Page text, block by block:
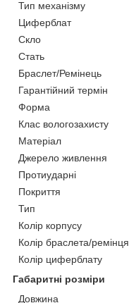
Тип механізму
Циферблат
Скло
Стать
Браслет/Ремінець
Гарантійний термін
Форма
Клас вологозахисту
Матеріал
Джерело живлення
Протиударні
Покриття
Тип
Колір корпусу
Колір браслета/ремінця
Колір циферблату
Габаритні розміри
Довжина